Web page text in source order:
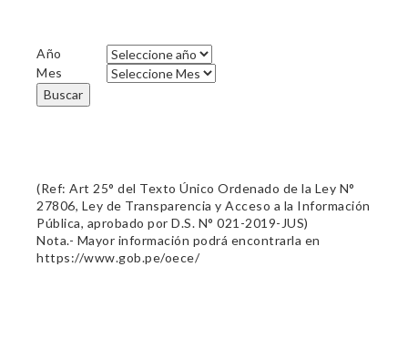
Año
Mes
Buscar
(Ref: Art 25° del Texto Único Ordenado de la Ley N°
27806, Ley de Transparencia y Acceso a la Información
Pública, aprobado por D.S. N° 021-2019-JUS)
Nota.- Mayor información podrá encontrarla en
https://www.gob.pe/oece/